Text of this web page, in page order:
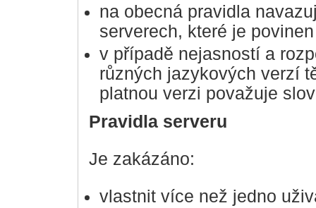
na obecná pravidla
serverech, které je
v případě nejasností a
různých jazykových verzí
platnou verzi považuje
Pravidla serveru
Je zakázáno:
vlastnit více než jedno